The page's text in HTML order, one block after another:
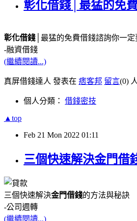
彰化借錢│最猛的免
彰化借錢 │最猛的免費借錢諮詢你一
-融資借錢
(繼續閱讀...)
真屏借錢達人 發表在 痞客邦 留言(0)
個人分類： 借錢密技
▲top
Feb 21 Mon 2022 01:11
三個快速解決金門借
三個快速解決金門借錢的方法與秘訣
-公司週轉
(繼續閱讀...)